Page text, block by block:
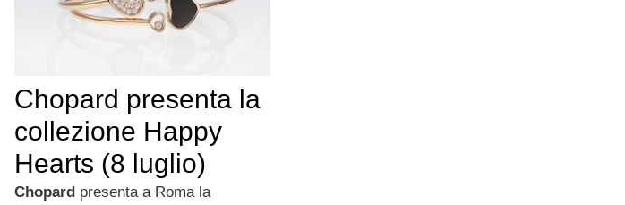
Chopard presenta la
collezione Happy
Hearts (8 luglio)
Chopardpresenta a Roma la